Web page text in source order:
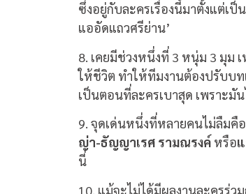
ซึ่งอยู่กับละครเรื่องนี้มาตั้งแต่เ
แออัดแถวศรีย่าน’
8. เคยมีช่วงหนึ่งที่ 3 หนุ่ม 3 มุม
ให้ชีวิต ทำให้ทีมงานต้องปรับบท
เป็นตอนที่ละครเบาสุด เพราะ
9. จุดเด่นหนึ่งที่หลายคนไม่ลืมคื
ญ่า-ธัญญาเรศ รามณรงค์ หรือ
นี่
10. แม้จะไม่ได้มีผลงานละครร่